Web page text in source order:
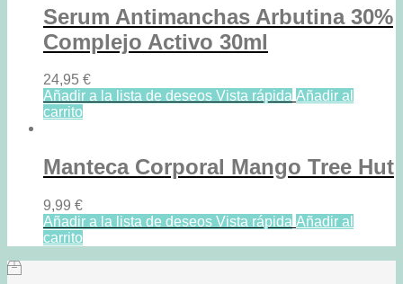
Serum Antimanchas Arbutina 30%
Complejo Activo 30ml
24,95 €
Añadir a la lista de deseos Vista rápida Añadir al
carrito
Manteca Corporal Mango Tree Hut
9,99 €
Añadir a la lista de deseos Vista rápida Añadir al
carrito